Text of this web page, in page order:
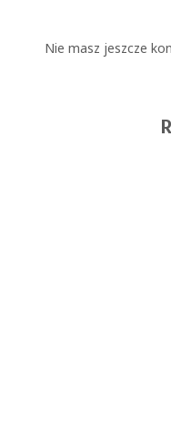
Nie masz jeszcze